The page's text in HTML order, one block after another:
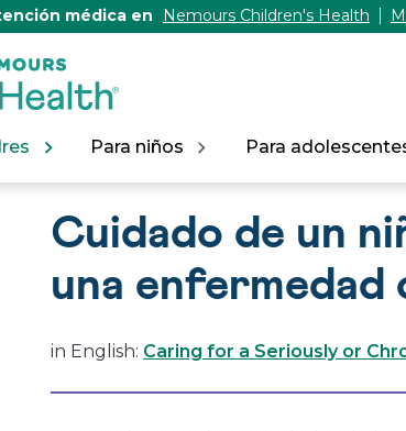
médica en Nemours Children's Health
Para niños Para
Cuidado de un
una enfermedad
in English: Caring for a Seriously or